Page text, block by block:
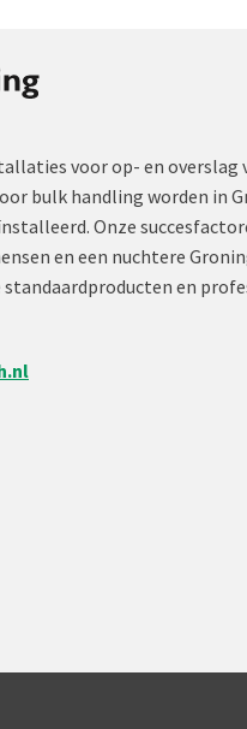
voor op- en overslag
bulk handling worden in
Onze
en een nuchtere
en